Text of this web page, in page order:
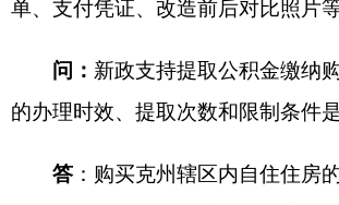
分享:
各县（市）网站 媒体